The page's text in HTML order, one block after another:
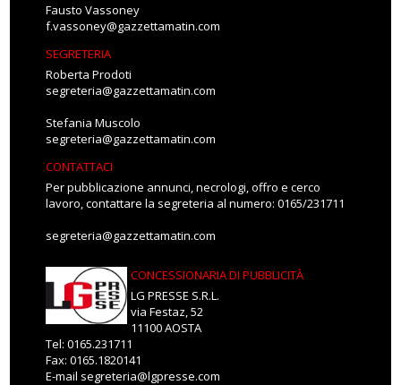
Fausto Vassoney
f.vassoney@gazzettamatin.com
SEGRETERIA
Roberta Prodoti
segreteria@gazzettamatin.com
Stefania Muscolo
segreteria@gazzettamatin.com
CONTATTACI
Per pubblicazione annunci, necrologi, offro e cerco
lavoro, contattare la segreteria al numero: 0165/231711
segreteria@gazzettamatin.com
CONCESSIONARIA DI PUBBLICITÀ
LG PRESSE S.R.L.
via Festaz, 52
11100 AOSTA
Tel: 0165.231711
Fax: 0165.1820141
E-mail segreteria@lgpresse.com